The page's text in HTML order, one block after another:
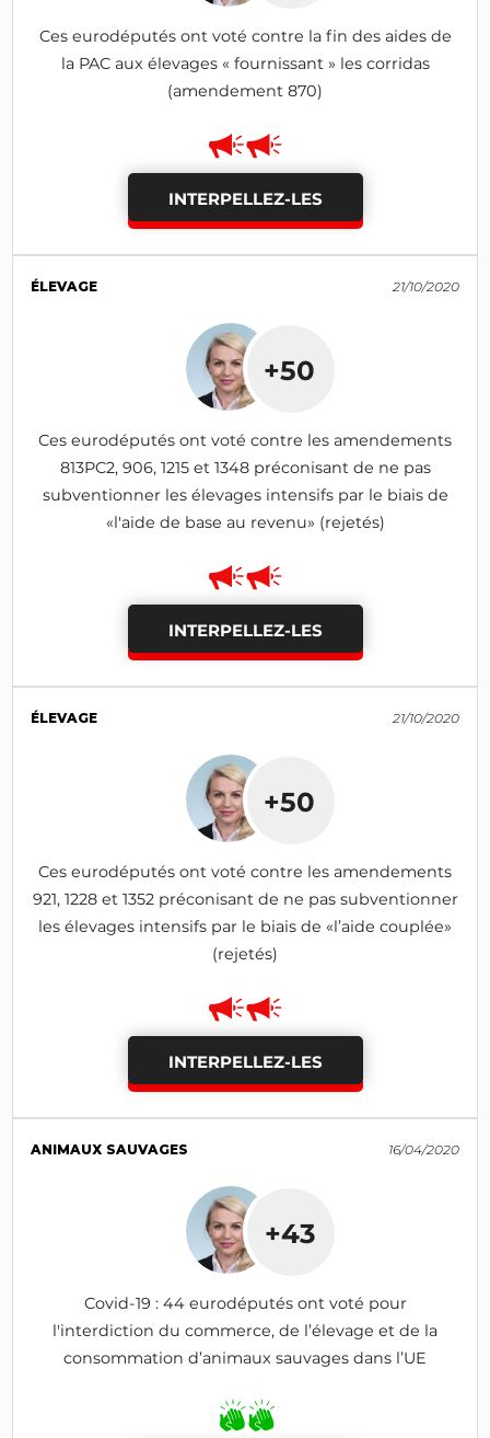
Ces eurodéputés ont voté contre la fin des aides de
la PAC aux élevages « fournissant » les corridas
(amendement 870)
INTERPELLEZ-LES
ÉLEVAGE 21/10/2020
+50
Ces eurodéputés ont voté contre les amendements
813PC2, 906, 1215 et 1348 préconisant de ne pas
subventionner les élevages intensifs par le biais de
«l'aide de base au revenu» (rejetés)
INTERPELLEZ-LES
ÉLEVAGE 21/10/2020
+50
Ces eurodéputés ont voté contre les amendements
921, 1228 et 1352 préconisant de ne pas subventionner
les élevages intensifs par le biais de «l’aide couplée»
(rejetés)
INTERPELLEZ-LES
ANIMAUX SAUVAGES 16/04/2020
+43
Covid-19 : 44 eurodéputés ont voté pour
l'interdiction du commerce, de l’élevage et de la
consommation d’animaux sauvages dans l’UE